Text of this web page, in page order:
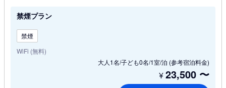
禁煙プラン
禁煙
WiFi (無料)
大人1名/子ども0名/1室/泊 (参考宿泊料金)
¥23,500 〜